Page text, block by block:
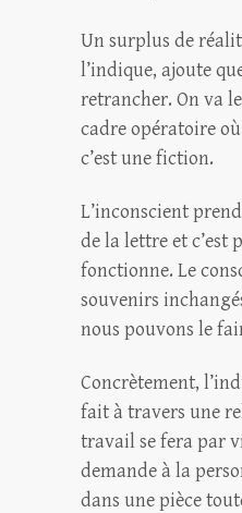
Un surplus de
l’indique, ajoute
retrancher. On va
cadre opératoire
c’est une fiction.
L’inconscient
de la lettre et c’est
fonctionne. Le
souvenirs
nous pouvons le
Concrètement,
fait à travers une
travail se fera par
demande à la
dans une pièce